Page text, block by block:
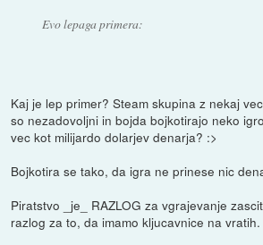
Evo lepaga primera:
Kaj je lep primer? Steam skupina z nekaj
so nezadovoljni in bojda bojkotirajo neko
vec kot milijardo dolarjev denarja? :>
Bojkotira se tako, da igra ne prinese nic
Piratstvo _je_ RAZLOG za vgrajevanje
razlog za to, da imamo kljucavnice na vratih.